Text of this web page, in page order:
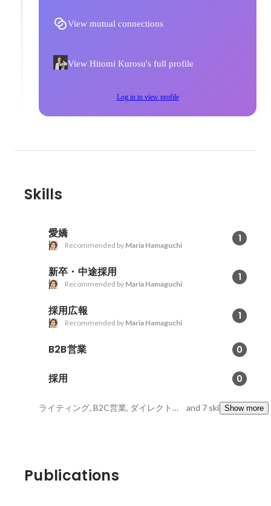
View mutual connections
View Hitomi Kurosu's full profile
Log in to view profile
Skills
愛嬌 1
Recommended by Maria Hamaguchi
新卒・中途採用 1
Recommended by Maria Hamaguchi
採用広報 1
Recommended by Maria Hamaguchi
B2B営業 0
採用 0
ライティング, B2C営業, ダイレクトリクルーティング and 7 skillsShow more
Publications